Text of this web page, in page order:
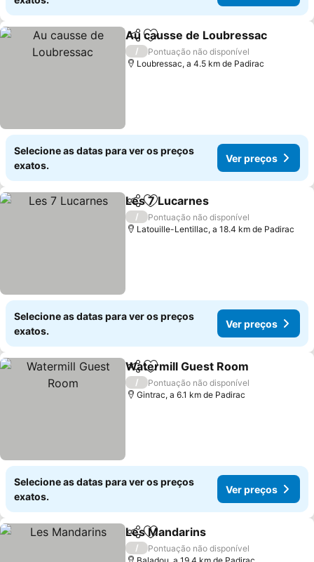
PartilharAdicionar aos favoritos
Au causse de Loubressac
/
Pontuação não disponível
Loubressac, a 4.5 km de Padirac
Selecione as datas para ver os preços
exatos.
Ver preços
PartilharAdicionar aos favoritos
Les 7 Lucarnes
/
Pontuação não disponível
Latouille-Lentillac, a 18.4 km de Padirac
Selecione as datas para ver os preços
exatos.
Ver preços
PartilharAdicionar aos favoritos
Watermill Guest Room
/
Pontuação não disponível
Gintrac, a 6.1 km de Padirac
Selecione as datas para ver os preços
exatos.
Ver preços
PartilharAdicionar aos favoritos
Les Mandarins
/
Pontuação não disponível